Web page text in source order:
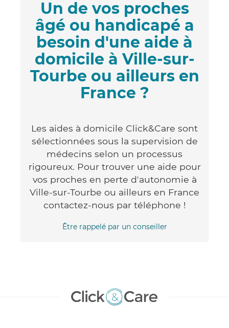
Un de vos proches
âgé ou handicapé a
besoin d'une aide à
domicile à Ville-sur-
Tourbe ou ailleurs en
France ?
Les aides à domicile Click&Care sont
sélectionnées sous la supervision de
médecins selon un processus
rigoureux. Pour trouver une aide pour
vos proches en perte d'autonomie à
Ville-sur-Tourbe ou ailleurs en France
contactez-nous par téléphone !
Être rappelé par un conseiller